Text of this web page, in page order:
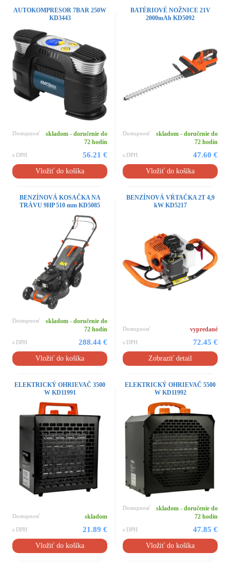
AUTOKOMPRESOR 7BAR 250W
KD3443
Dostupnosť
skladom - doručenie do
72 hodín
s DPH 56.21 €
Vložiť do košíka
BATÉRIOVÉ NOŽNICE 21V
2000mAh KD5092
Dostupnosť
skladom - doručenie do
72 hodín
s DPH 47.60 €
Vložiť do košíka
BENZÍNOVÁ KOSAČKA NA
TRÁVU 9HP 510 mm KD5085
Dostupnosť
skladom - doručenie do
72 hodín
s DPH 288.44 €
Vložiť do košíka
BENZÍNOVÁ VŔTAČKA 2T 4,9
kW KD5217
Dostupnosť vypredané
s DPH 72.45 €
Zobraziť detail
ELEKTRICKÝ OHRIEVAČ 3500
W KD11991
Dostupnosť skladom
s DPH 21.89 €
Vložiť do košíka
ELEKTRICKÝ OHRIEVAČ 5500
W KD11992
Dostupnosť
skladom - doručenie do
72 hodín
s DPH 47.85 €
Vložiť do košíka